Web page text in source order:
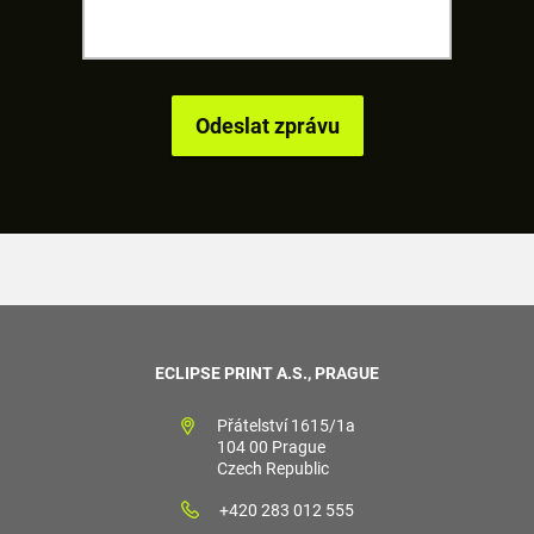
ECLIPSE PRINT A.S., PRAGUE
Přátelství 1615/1a
104 00 Prague
Czech Republic
+420 283 012 555